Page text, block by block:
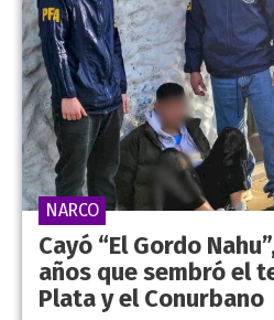
Cayó “El Gordo
años que sembró el
Plata y el Conurbano
NARCO